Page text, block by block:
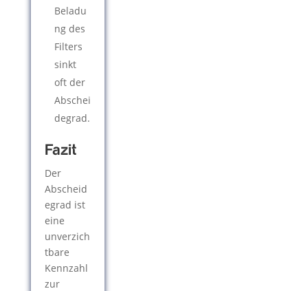
Beladu
ng des
Filters
sinkt
oft der
Abschei
degrad.
Fazit
Der
Abscheid
egrad ist
eine
unverzich
tbare
Kennzahl
zur